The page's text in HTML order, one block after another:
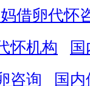
借卵代怀
怀机构
咨询
国